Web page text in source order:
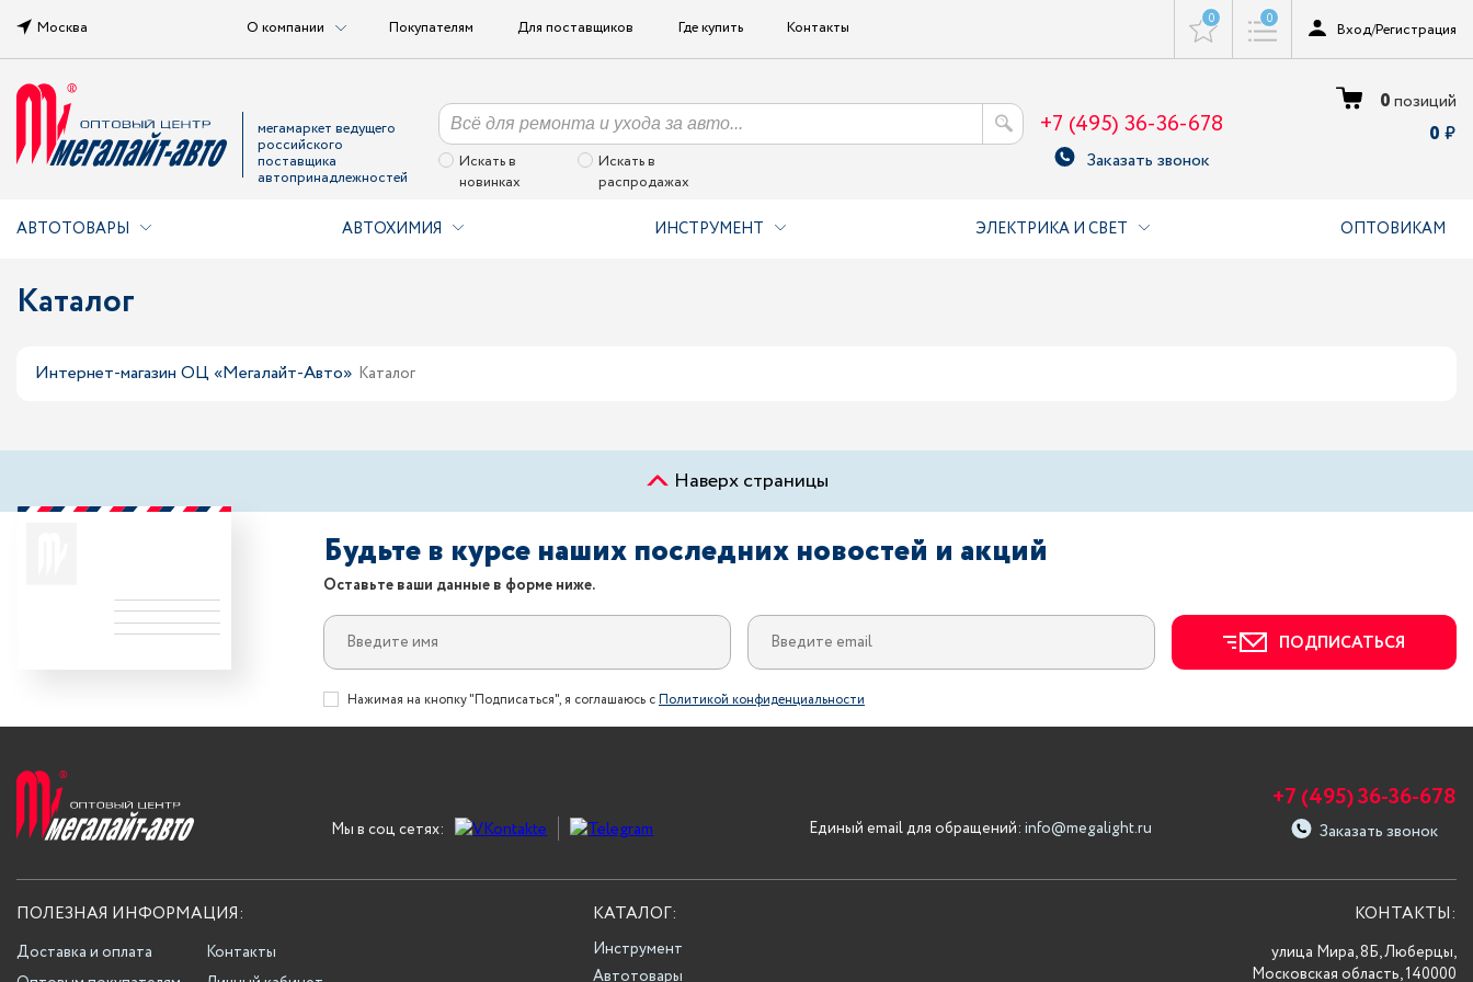
Москва О компании Покупателям Для поставщиков Где купить Контакты 0 0
Вход/Регистрация
мегамаркет ведущего
российского
поставщика
автопринадлежностей
Искать в
новинках
Искать в
распродажах
+7 (495) 36-36-678
Заказать звонок
0позиций
0
АВТОТОВАРЫ АВТОХИМИЯ ИНСТРУМЕНТ ЭЛЕКТРИКА И СВЕТ ОПТОВИКАМ
Каталог
Интернет-магазин ОЦ «Мегалайт-Авто» Каталог
Наверх страницы
Будьте в курсе наших последних новостей и акций
Оставьте ваши данные в форме ниже.
ПОДПИСАТЬСЯ
Нажимая на кнопку "Подписаться", я соглашаюсь сПолитикой конфиденциальности
Мы в соц сетях: Единый email для обращений: info@megalight.ru
+7 (495) 36-36-678
Заказать звонок
ПОЛЕЗНАЯ ИНФОРМАЦИЯ:
Доставка и оплата
Контакты
КАТАЛОГ:
Инструмент
Автотовары
КОНТАКТЫ:
улица Мира, 8Б, Люберцы,
Московская область, 140000